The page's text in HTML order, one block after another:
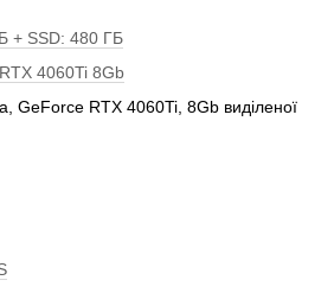
+ SSD: 480 ГБ
4060Ti 8Gb
GeForce RTX 4060Ti, 8Gb виділеної